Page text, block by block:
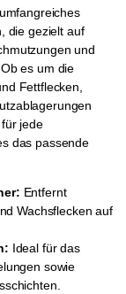
die gezielt auf
und
es um die
Fettflecken,
jede
das passende
Entfernt
Wachsflecken auf
Ideal für das
sowie